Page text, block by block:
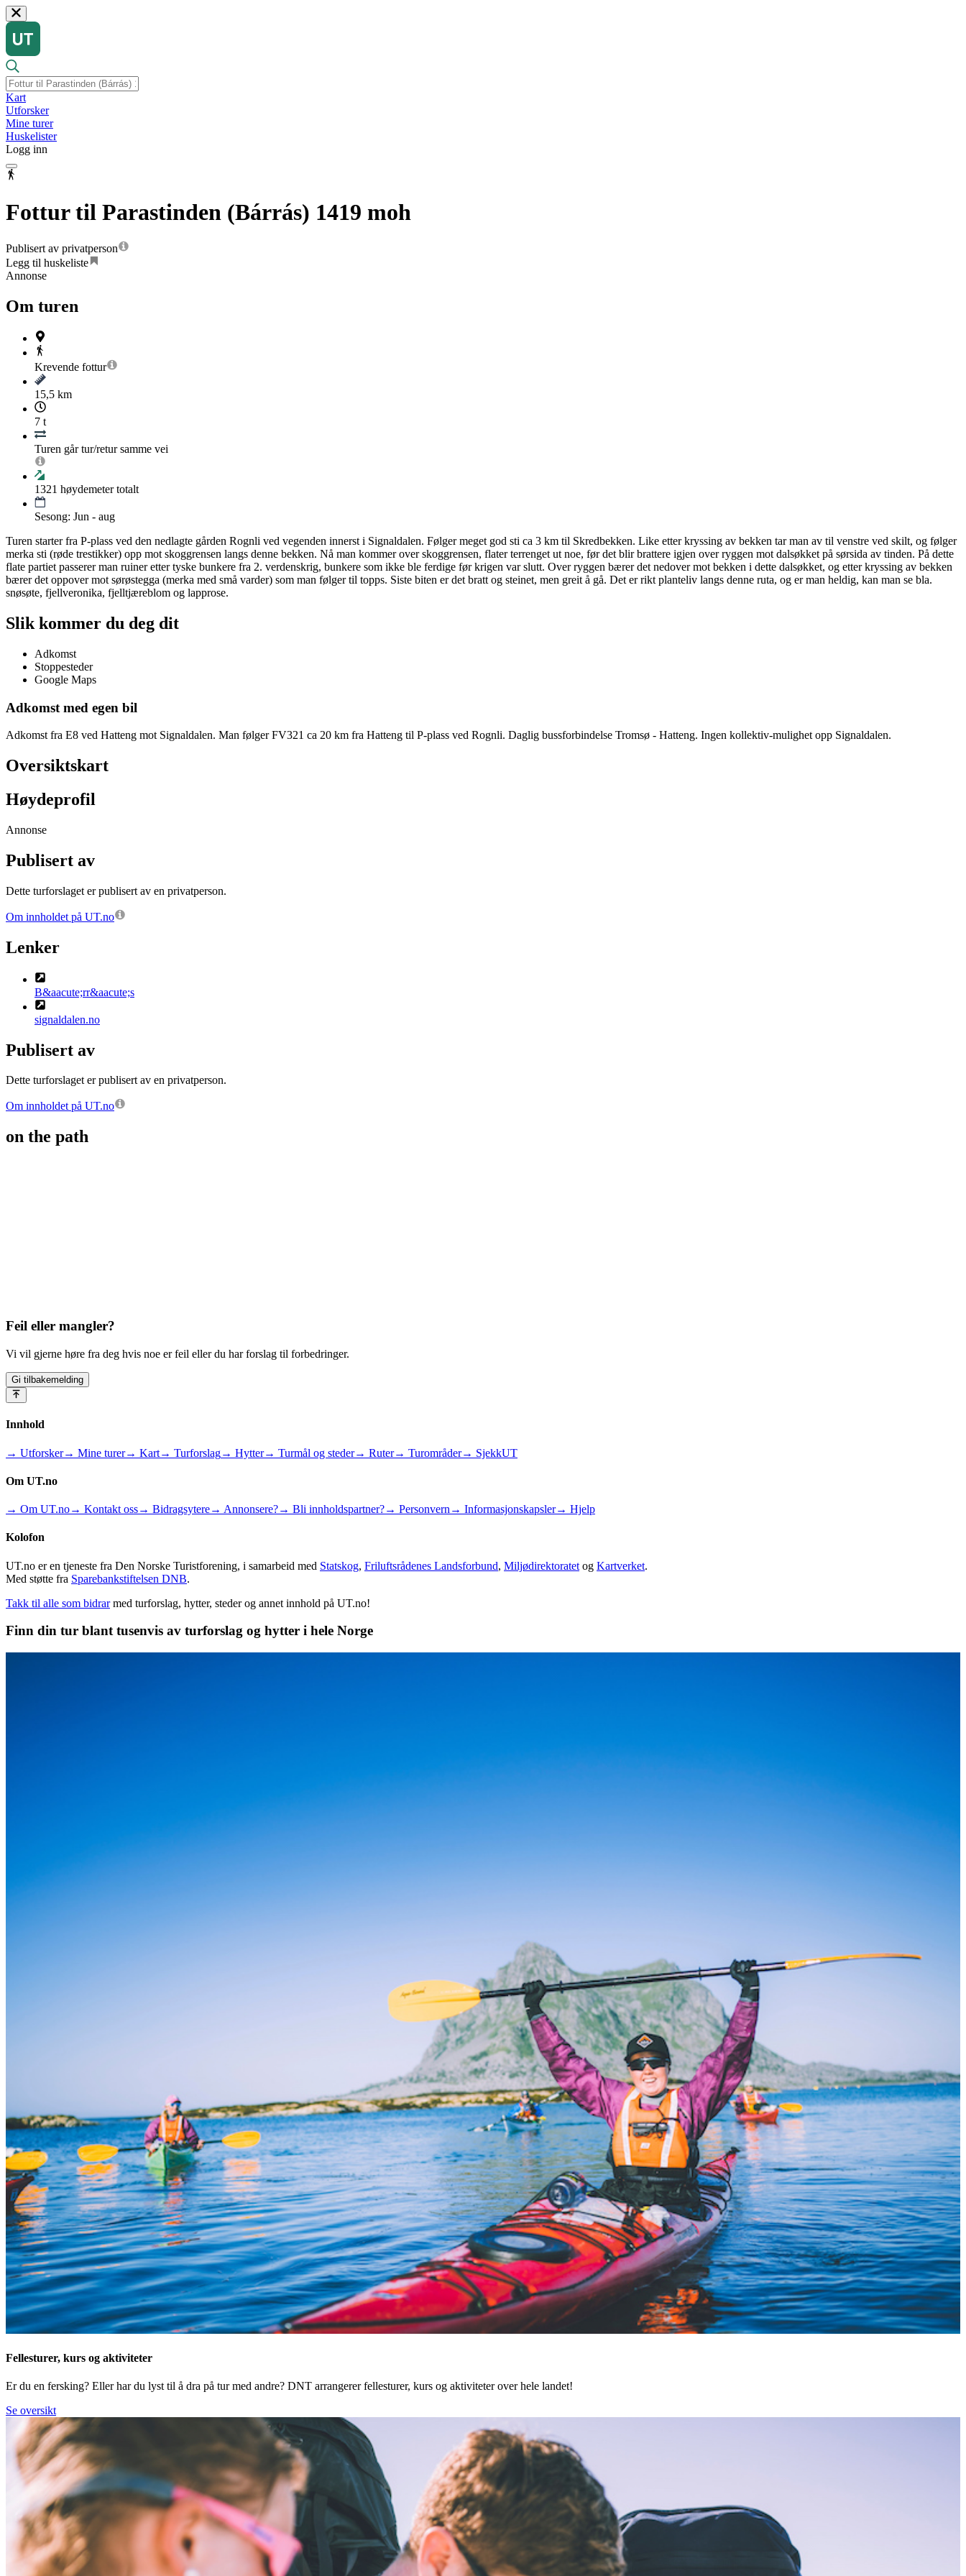
Kart
Utforsker
Mine turer
Huskelister
Logg inn
Fottur til Parastinden (Bárrás) 1419 moh
Publisert av privatperson
Legg til huskeliste
Annonse
Om turen
Krevende fottur
15,5 km
7 t
Turen går tur/retur samme vei
1321 høydemeter totalt
Sesong: Jun - aug
Turen starter fra P-plass ved den nedlagte gården Rognli ved vegenden innerst i Signaldalen. Følger meget god sti ca 3 km til Skredbekken. Like etter kryssing av bekken tar man av til venstre ved skilt, og følger
merka sti (røde trestikker) opp mot skoggrensen langs denne bekken. Nå man kommer over skoggrensen, flater terrenget ut noe, før det blir brattere igjen over ryggen mot dalsøkket på sørsida av tinden. På dette
flate partiet passerer man ruiner etter tyske bunkere fra 2. verdenskrig, bunkere som ikke ble ferdige før krigen var slutt. Over ryggen bærer det nedover mot bekken i dette dalsøkket, og etter kryssing av bekken
bærer det oppover mot sørøstegga (merka med små varder) som man følger til topps. Siste biten er det bratt og steinet, men greit å gå. Det er rikt planteliv langs denne ruta, og er man heldig, kan man se bla.
snøsøte, fjellveronika, fjelltjæreblom og lapprose.
Slik kommer du deg dit
Adkomst
Stoppesteder
Google Maps
Adkomst med egen bil
Adkomst fra E8 ved Hatteng mot Signaldalen. Man følger FV321 ca 20 km fra Hatteng til P-plass ved Rognli. Daglig bussforbindelse Tromsø - Hatteng. Ingen kollektiv-mulighet opp Signaldalen.
Oversiktskart
Høydeprofil
Annonse
Publisert av
Dette turforslaget er publisert av en privatperson.
Om innholdet på UT.no
Lenker
B&aacute;rr&aacute;s
signaldalen.no
Publisert av
Dette turforslaget er publisert av en privatperson.
Om innholdet på UT.no
on the path
Feil eller mangler?
Vi vil gjerne høre fra deg hvis noe er feil eller du har forslag til forbedringer.
Gi tilbakemelding
Innhold
→ Utforsker→ Mine turer→ Kart→ Turforslag→ Hytter→ Turmål og steder→ Ruter→ Turområder→ SjekkUT
Om UT.no
→ Om UT.no→ Kontakt oss→ Bidragsytere→ Annonsere?→ Bli innholdspartner?→ Personvern → Informasjonskapsler→ Hjelp
Kolofon
UT.no er en tjeneste fra Den Norske Turistforening, i samarbeid med Statskog, Friluftsrådenes Landsforbund, Miljødirektoratet og Kartverket.
Med støtte fra Sparebankstiftelsen DNB.
Takk til alle som bidrar med turforslag, hytter, steder og annet innhold på UT.no!
Finn din tur blant tusenvis av turforslag og hytter i hele Norge
Fellesturer, kurs og aktiviteter
Er du en fersking? Eller har du lyst til å dra på tur med andre? DNT arrangerer fellesturer, kurs og aktiviteter over hele landet!
Se oversikt